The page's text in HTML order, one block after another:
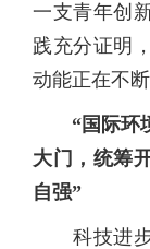
一支青年创
践充分证明
动能正在不断
“国际环境
大门，统筹
自强”
科技进步